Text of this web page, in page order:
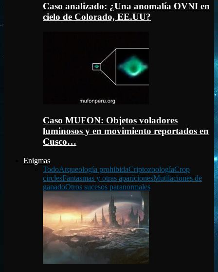
Caso analizado: ¿Una anomalía OVNI en
cielo de Colorado, EE.UU?
Caso MUFON: Objetos voladores
luminosos y en movimiento reportados en
Cusco…
Enigmas
TodoArqueología prohibidaCriptozoologíaCrop
circlesFantasmas y otras aparicionesMutilaciones de
ganadoOtros sucesos paranormales